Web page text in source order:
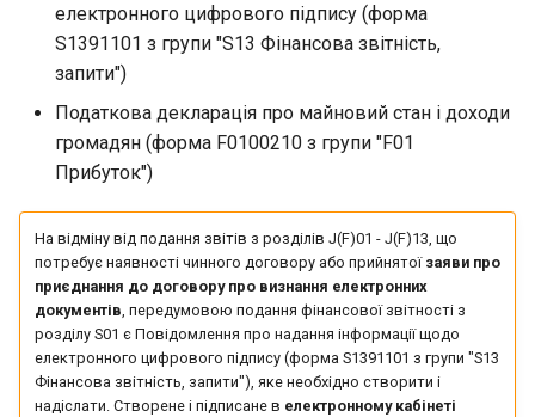
електронного цифрового підпису (форма
S1391101 з групи "S13 Фінансова звітність,
запити")
Податкова декларація про майновий стан і доходи
громадян (форма F0100210 з групи "F01
Прибуток")
На відміну від подання звітів з розділів J(F)01 - J(F)13, що
потребує наявності чинного договору або прийнятої заяви про
приєднання до договору про визнання електронних
документів, передумовою подання фінансової звітності з
розділу S01 є Повідомлення про надання інформації щодо
електронного цифрового підпису (форма S1391101 з групи "S13
Фінансова звітність, запити"), яке необхідно створити і
надіслати. Створене і підписане в електронному кабінеті